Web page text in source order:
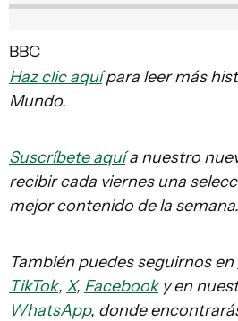
BBC
Haz clic aquípara leer más
Mundo.
Suscríbete aquía nuestro
recibir cada viernes una
mejor contenido de la semana.
También puedes seguirnos en
TikTok, X, Facebooky en
WhatsApp, donde